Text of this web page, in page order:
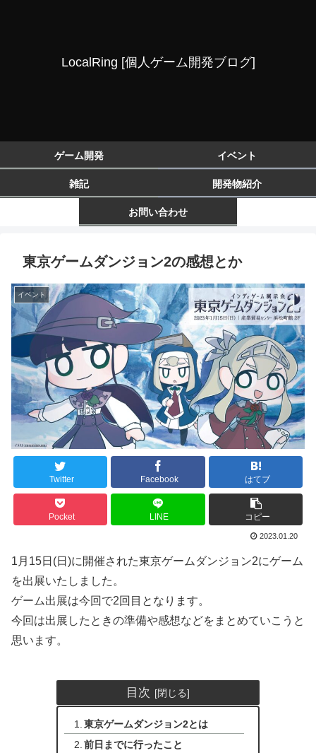
LocalRing [個人ゲーム開発ブログ]
ゲーム開発 イベント
雑記 開発物紹介
お問い合わせ
東京ゲームダンジョン2の感想とか
イベント
Twitter Facebook はてブ
Pocket LINE コピー
2023.01.20
1月15日(日)に開催された東京ゲームダンジョン2にゲーム
を出展いたしました。
ゲーム出展は今回で2回目となります。
今回は出展したときの準備や感想などをまとめていこうと
思います。
目次
東京ゲームダンジョン2とは
前日までに行ったこと